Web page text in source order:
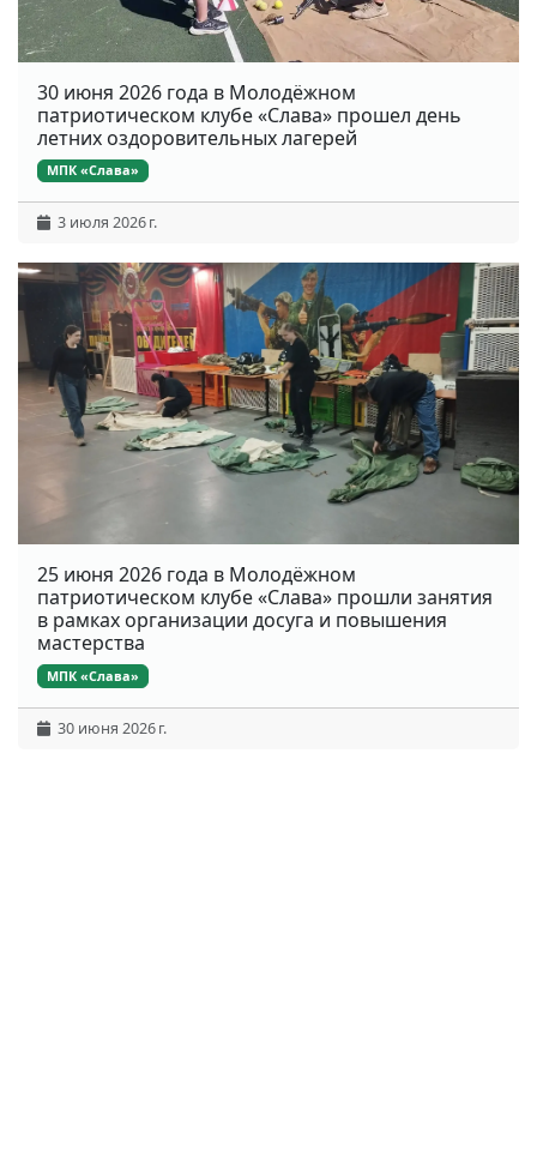
30 июня 2026 года в Молодёжном
патриотическом клубе «Слава» прошел день
летних оздоровительных лагерей
МПК «Слава»
3 июля 2026 г.
25 июня 2026 года в Молодёжном
патриотическом клубе «Слава» прошли занятия
в рамках организации досуга и повышения
мастерства
МПК «Слава»
30 июня 2026 г.